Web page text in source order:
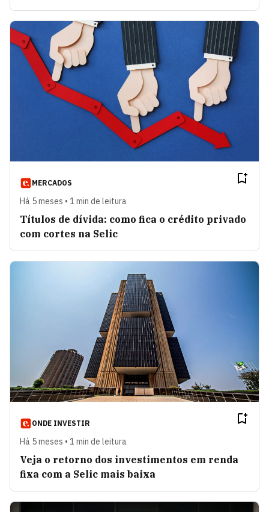
MERCADOS
Há 5 meses • 1 min de leitura
Títulos de dívida: como fica o crédito privado
com cortes na Selic
ONDE INVESTIR
Há 5 meses • 1 min de leitura
Veja o retorno dos investimentos em renda
fixa com a Selic mais baixa